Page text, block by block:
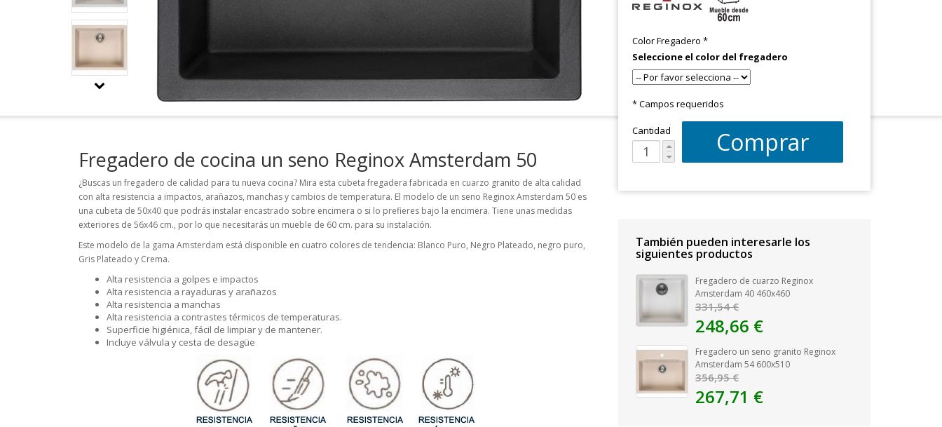
Color Fregadero *
Seleccione el color del fregadero
* Campos requeridos
Cantidad Comprar
También pueden interesarle los
siguientes productos
Fregadero de cuarzo Reginox
Amsterdam 40 460x460
331,54 €
248,66 €
Fregadero un seno granito Reginox
Amsterdam 54 600x510
356,95 €
267,71 €
Fregadero de cocina un seno Reginox Amsterdam 50
¿Buscas un fregadero de calidad para tu nueva cocina? Mira esta cubeta fregadera fabricada en cuarzo granito de alta calidad
con alta resistencia a impactos, arañazos, manchas y cambios de temperatura. El modelo de un seno Reginox Amsterdam 50 es
una cubeta de 50x40 que podrás instalar encastrado sobre encimera o si lo prefieres bajo la encimera. Tiene unas medidas
exteriores de 56x46 cm., por lo que necesitarás un mueble de 60 cm. para su instalación.
Este modelo de la gama Amsterdam está disponible en cuatro colores de tendencia: Blanco Puro, Negro Plateado, negro puro,
Gris Plateado y Crema.
Alta resistencia a golpes e impactos
Alta resistencia a rayaduras y arañazos
Alta resistencia a manchas
Alta resistencia a contrastes térmicos de temperaturas.
Superficie higiénica, fácil de limpiar y de mantener.
Incluye válvula y cesta de desagüe